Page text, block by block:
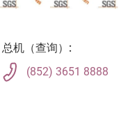
总机（查询）:
(852) 3651 8888